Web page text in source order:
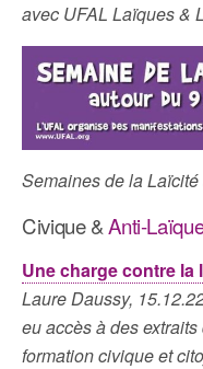
avec UFAL Laïques &
Semaines de la
Civique &Anti-
Une charge contre
Laure Daussy,
eu accès à des
formation civique et